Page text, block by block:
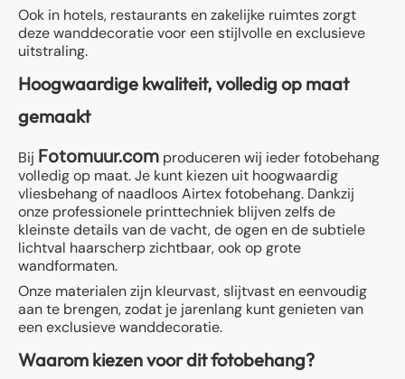
Ook in hotels, restaurants en zakelijke ruimtes zorgt
deze wanddecoratie voor een stijlvolle en exclusieve
uitstraling.
Hoogwaardige kwaliteit, volledig op maat
gemaakt
Bij Fotomuur.com produceren wij ieder fotobehang
volledig op maat. Je kunt kiezen uit hoogwaardig
vliesbehang of naadloos Airtex fotobehang. Dankzij
onze professionele printtechniek blijven zelfs de
kleinste details van de vacht, de ogen en de subtiele
lichtval haarscherp zichtbaar, ook op grote
wandformaten.
Onze materialen zijn kleurvast, slijtvast en eenvoudig
aan te brengen, zodat je jarenlang kunt genieten van
een exclusieve wanddecoratie.
Waarom kiezen voor dit fotobehang?